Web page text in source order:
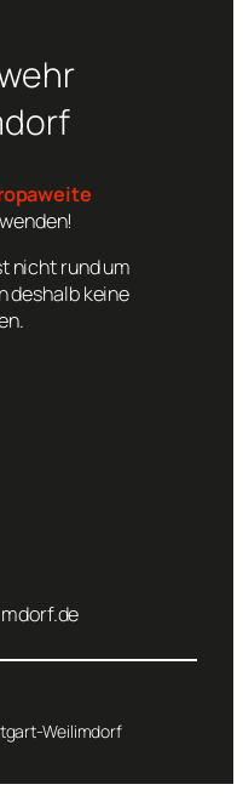
nicht rund um
deshalb keine
Weilimdorf